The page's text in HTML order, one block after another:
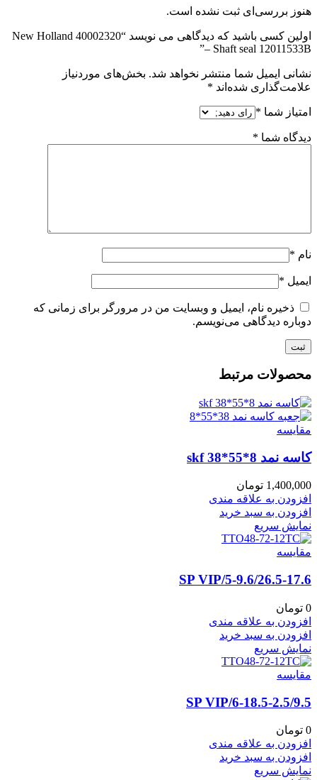
هنوز بررسی‌ای ثبت نشده است.
اولین کسی باشید که دیدگاهی می نویسد “40002320 New Holland
– Shaft seal 12011533B”
نشانی ایمیل شما منتشر نخواهد شد. بخش‌های موردنیاز
علامت‌گذاری شده‌اند *
امتیاز شما *
دیدگاه شما *
نام *
ایمیل *
ذخیره نام، ایمیل و وبسایت من در مرورگر برای زمانی که
دوباره دیدگاهی می‌نویسم.
محصولات مرتبط
مقايسه
کاسه نمد skf 38*55*8
1,400,000 تومان
افزودن به علاقه مندی
افزودن به سبد خرید
نمایش سریع
مقايسه
5-9.6/26.5-17.6/SP VIP
0 تومان
افزودن به علاقه مندی
افزودن به سبد خرید
نمایش سریع
مقايسه
6-18.5-2.5/9.5/SP VIP
0 تومان
افزودن به علاقه مندی
افزودن به سبد خرید
نمایش سریع